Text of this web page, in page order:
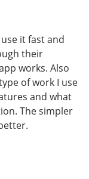
it fast and
their
works. Also
of work I use
and what
The simpler
services
option is
what my office
for their
price.